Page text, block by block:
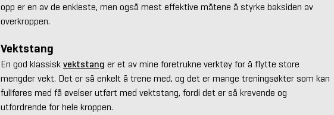
opp er en av de enkleste, men også mest effektive måtene å styrke baksiden av
overkroppen.
Vektstang
En god klassisk vektstang er et av mine foretrukne verktøy for å flytte store
mengder vekt. Det er så enkelt å trene med, og det er mange treningsøkter som kan
fullføres med få øvelser utført med vektstang, fordi det er så krevende og
utfordrende for hele kroppen.